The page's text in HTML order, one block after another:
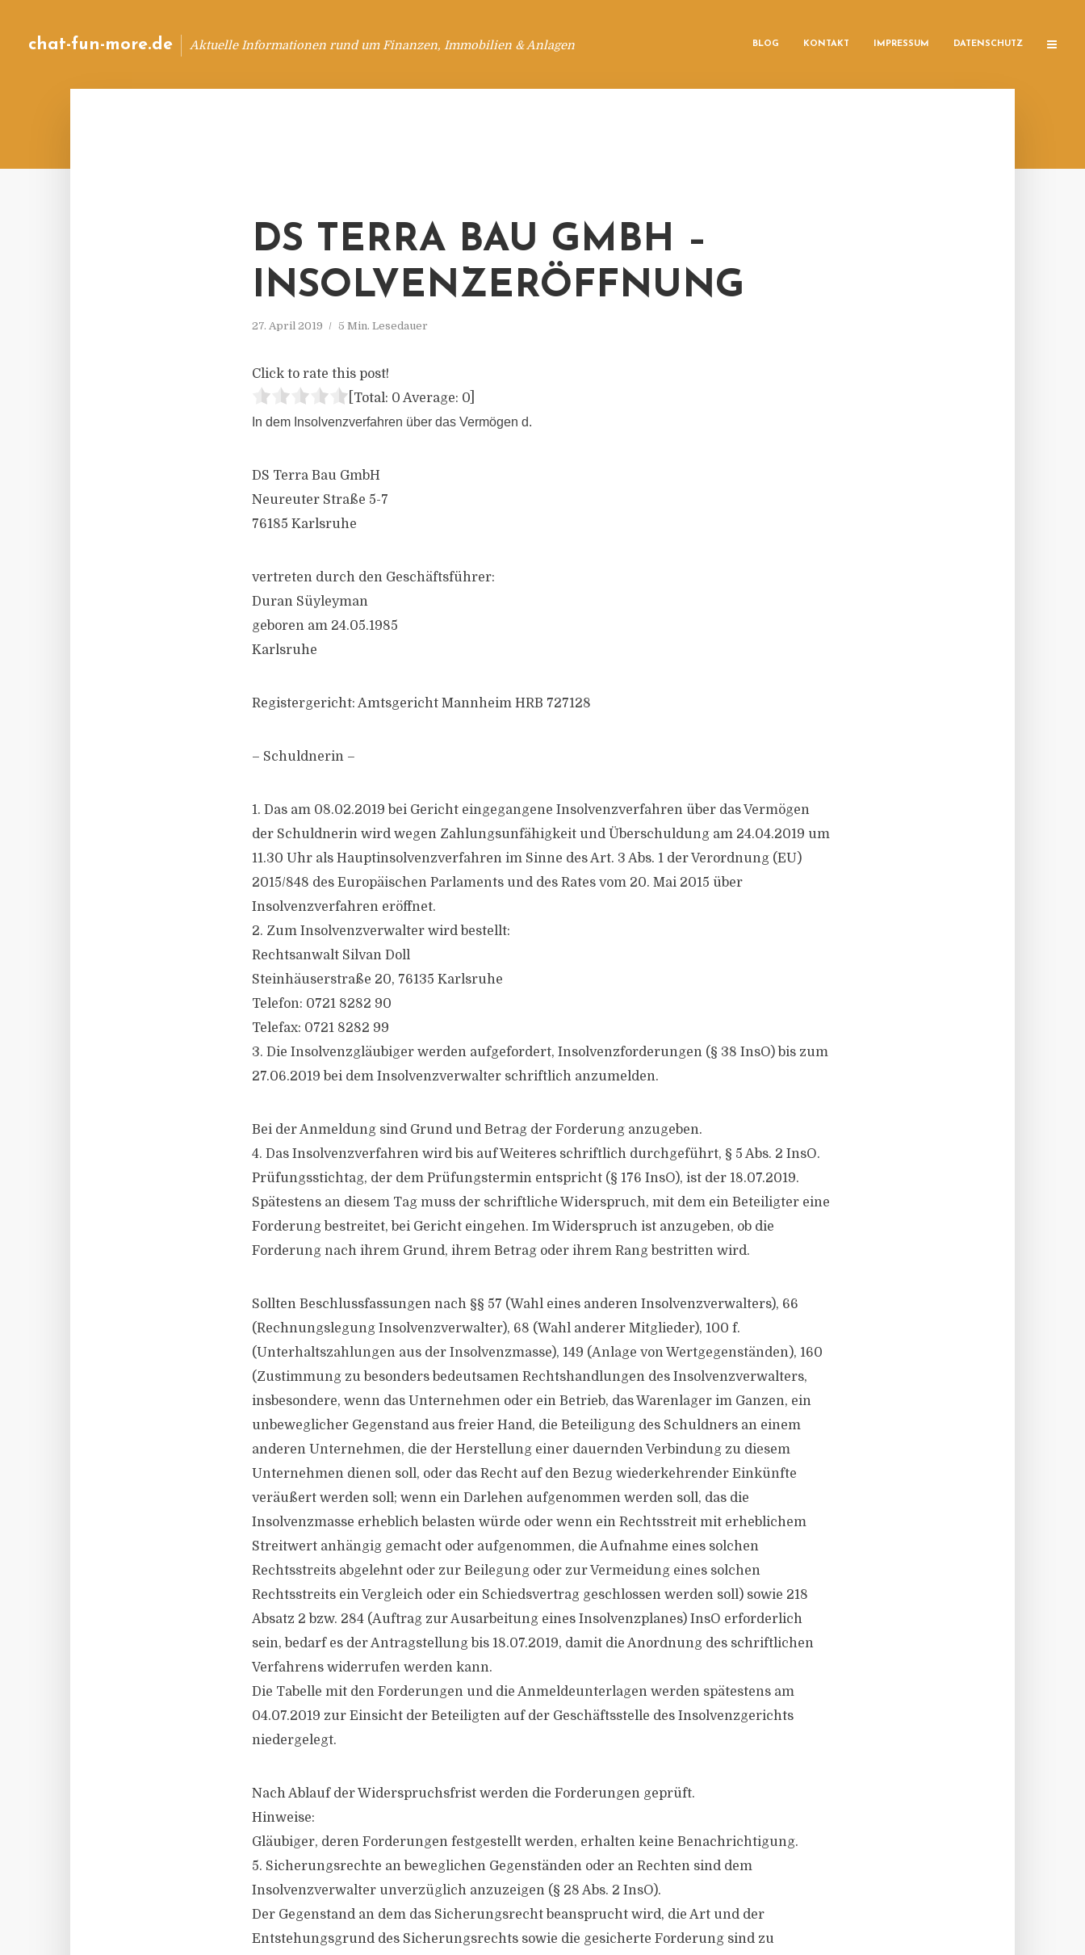
chat-fun-more.de Aktuelle Informationen rund um Finanzen, Immobilien & Anlagen BLOG KONTAKT IMPRESSUM DATENSCHUTZ
DS TERRA BAU GMBH –
INSOLVENZERÖFFNUNG
27. April 2019 5 Min. Lesedauer
Click to rate this post!
[Total: 0 Average: 0
In dem Insolvenzverfahren über das Vermögen d.
DS Terra Bau GmbH
Neureuter Straße 5-7
76185 Karlsruhe
vertreten durch den Geschäftsführer:
Duran Süyleyman
geboren am 24.05.1985
Karlsruhe
Registergericht: Amtsgericht Mannheim HRB 727128
– Schuldnerin –
1. Das am 08.02.2019 bei Gericht eingegangene Insolvenzverfahren über das Vermögen
der Schuldnerin wird wegen Zahlungsunfähigkeit und Überschuldung am 24.04.2019 um
11.30 Uhr als Hauptinsolvenzverfahren im Sinne des Art. 3 Abs. 1 der Verordnung (EU)
2015/848 des Europäischen Parlaments und des Rates vom 20. Mai 2015 über
Insolvenzverfahren eröffnet.
2. Zum Insolvenzverwalter wird bestellt:
Rechtsanwalt Silvan Doll
Steinhäuserstraße 20, 76135 Karlsruhe
Telefon: 0721 8282 90
Telefax: 0721 8282 99
3. Die Insolvenzgläubiger werden aufgefordert, Insolvenzforderungen (§ 38 InsO) bis zum
27.06.2019 bei dem Insolvenzverwalter schriftlich anzumelden.
Bei der Anmeldung sind Grund und Betrag der Forderung anzugeben.
4. Das Insolvenzverfahren wird bis auf Weiteres schriftlich durchgeführt, § 5 Abs. 2 InsO.
Prüfungsstichtag, der dem Prüfungstermin entspricht (§ 176 InsO), ist der 18.07.2019.
Spätestens an diesem Tag muss der schriftliche Widerspruch, mit dem ein Beteiligter eine
Forderung bestreitet, bei Gericht eingehen. Im Widerspruch ist anzugeben, ob die
Forderung nach ihrem Grund, ihrem Betrag oder ihrem Rang bestritten wird.
Sollten Beschlussfassungen nach §§ 57 (Wahl eines anderen Insolvenzverwalters), 66
(Rechnungslegung Insolvenzverwalter), 68 (Wahl anderer Mitglieder), 100 f.
(Unterhaltszahlungen aus der Insolvenzmasse), 149 (Anlage von Wertgegenständen), 160
(Zustimmung zu besonders bedeutsamen Rechtshandlungen des Insolvenzverwalters,
insbesondere, wenn das Unternehmen oder ein Betrieb, das Warenlager im Ganzen, ein
unbeweglicher Gegenstand aus freier Hand, die Beteiligung des Schuldners an einem
anderen Unternehmen, die der Herstellung einer dauernden Verbindung zu diesem
Unternehmen dienen soll, oder das Recht auf den Bezug wiederkehrender Einkünfte
veräußert werden soll; wenn ein Darlehen aufgenommen werden soll, das die
Insolvenzmasse erheblich belasten würde oder wenn ein Rechtsstreit mit erheblichem
Streitwert anhängig gemacht oder aufgenommen, die Aufnahme eines solchen
Rechtsstreits abgelehnt oder zur Beilegung oder zur Vermeidung eines solchen
Rechtsstreits ein Vergleich oder ein Schiedsvertrag geschlossen werden soll) sowie 218
Absatz 2 bzw. 284 (Auftrag zur Ausarbeitung eines Insolvenzplanes) InsO erforderlich
sein, bedarf es der Antragstellung bis 18.07.2019, damit die Anordnung des schriftlichen
Verfahrens widerrufen werden kann.
Die Tabelle mit den Forderungen und die Anmeldeunterlagen werden spätestens am
04.07.2019 zur Einsicht der Beteiligten auf der Geschäftsstelle des Insolvenzgerichts
niedergelegt.
Nach Ablauf der Widerspruchsfrist werden die Forderungen geprüft.
Hinweise:
Gläubiger, deren Forderungen festgestellt werden, erhalten keine Benachrichtigung.
5. Sicherungsrechte an beweglichen Gegenständen oder an Rechten sind dem
Insolvenzverwalter unverzüglich anzuzeigen (§ 28 Abs. 2 InsO).
Der Gegenstand an dem das Sicherungsrecht beansprucht wird, die Art und der
Entstehungsgrund des Sicherungsrechts sowie die gesicherte Forderung sind zu